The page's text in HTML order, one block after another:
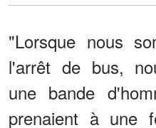
"Lorsque nous
l'arrêt de bus,
une bande
prenaient à une